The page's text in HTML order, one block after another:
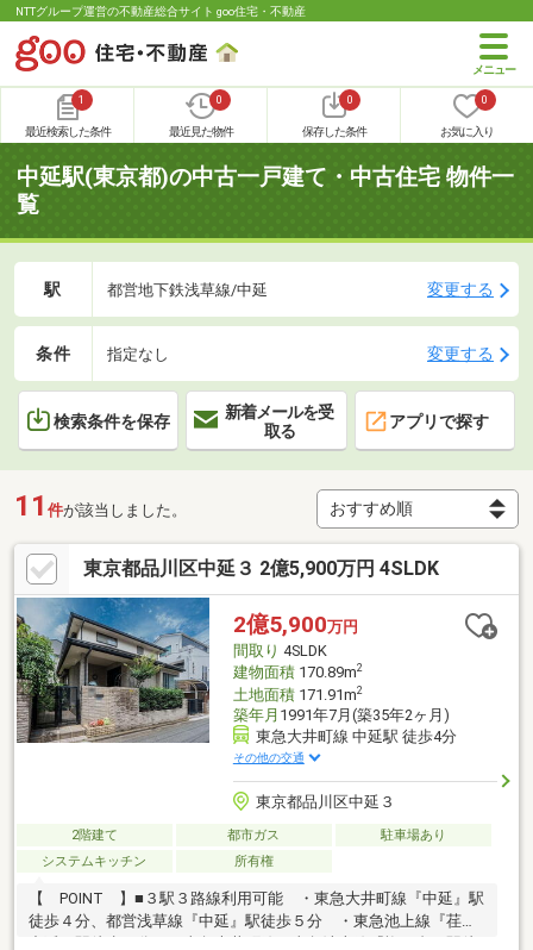
NTTグループ運営の不動産総合サイト goo住宅・不動産
1
最近検索した条件
0
最近見た物件
0
保存した条件
0
お気に入り
中延駅(東京都)の中古一戸建て・中古住宅 物件一
覧
駅 都営地下鉄浅草線/中延 変更する
条件 指定なし 変更する
検索条件を保存
新着メールを受
取る
アプリで探す
11 件が該当しました。
東京都品川区中延３ 2億5,900万円 4SLDK
2億5,900万円
間取り 4SLDK
建物面積170.89m2
土地面積171.91m2
築年月 1991年7月(築35年2ヶ月)
東急大井町線 中延駅 徒歩4分
その他の交通
東京都品川区中延３
2階建て 都市ガス
駐車場あり
システムキッチン
所有権
【 POINT 】■３駅３路線利用可能 ・東急大井町線『中延』駅
徒歩４分、都営浅草線『中延』駅徒歩５分 ・東急池上線『荏原